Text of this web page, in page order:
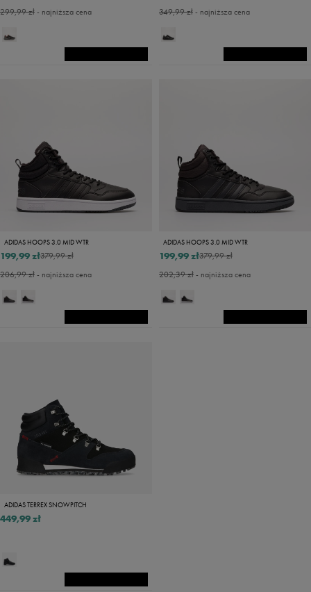
299,99 zł- najniższa cena 349,99 zł- najniższa cena
ADIDAS HOOPS 3.0 MID WTR
379,99 zł
199,99 zł
206,99 zł- najniższa cena
ADIDAS HOOPS 3.0 MID WTR
379,99 zł
199,99 zł
202,39 zł- najniższa cena
ADIDAS TERREX SNOWPITCH
449,99 zł